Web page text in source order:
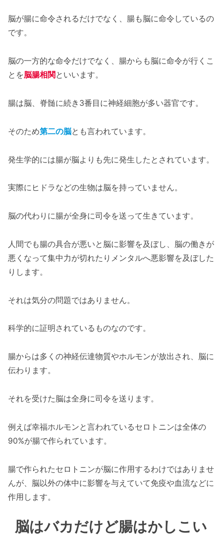
脳が腸に命令されるだけでなく、腸も脳に命令しているの
です。
脳の一方的な命令だけでなく、腸からも脳に命令が行くこ
とを脳腸相関 といいます。
腸は脳、脊髄に続き3番目に神経細胞が多い器官です。
そのため第二の脳とも言われています。
発生学的には腸が脳よりも先に発生したとされています。
実際にヒドラなどの生物は脳を持っていません。
脳の代わりに腸が全身に司令を送って生きています。
人間でも腸の具合が悪いと脳に影響を及ぼし、脳の働きが
悪くなって集中力が切れたりメンタルへ悪影響を及ぼした
りします。
それは気分の問題ではありません。
科学的に証明されているものなのです。
腸からは多くの神経伝達物質やホルモンが放出され、脳に
伝わります。
それを受けた脳は全身に司令を送ります。
例えば幸福ホルモンと言われているセロトニンは全体の
90%が腸で作られています。
腸で作られたセロトニンが脳に作用するわけではありませ
んが、脳以外の体中に影響を与えていて免疫や血流などに
作用します。
脳はバカだけど腸はかしこい